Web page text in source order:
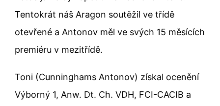
Tentokrát náš Aragon soutěžil ve třídě
otevřené a Antonov měl ve svých 15 měsících
premiéru v mezitřídě.
Toni (Cunninghams Antonov) získal ocenění
Výborný 1, Anw. Dt. Ch. VDH, FCI-CACIB a